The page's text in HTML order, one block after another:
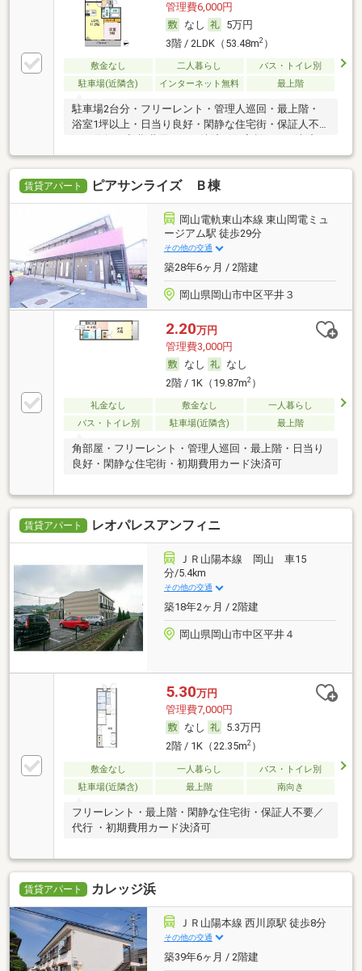
管理費6,000円
なし
5万円
3階 / 2LDK（53.48m2）
敷金なし 二人暮らし
バス・トイレ別
駐車場(近隣含)
インターネット無料 最上階
駐車場2台分・フリーレント・管理人巡回・最上階・
浴室1坪以上・日当り良好・閑静な住宅街・保証人不
賃貸アパート ピアサンライズ Ｂ棟
岡山電軌東山本線 東山岡電ミュ
ージアム駅 徒歩29分
その他の交通
築28年6ヶ月 / 2階建
岡山県岡山市中区平井３
2.20万円
管理費3,000円
なし
なし
2階 / 1K（19.87m2）
礼金なし 敷金なし
一人暮らし
バス・トイレ別
駐車場(近隣含) 最上階
角部屋・フリーレント・管理人巡回・最上階・日当り
良好・閑静な住宅街・初期費用カード決済可
賃貸アパート レオパレスアンフィニ
ＪＲ山陽本線 岡山 車15
分/5.4km
その他の交通
築18年2ヶ月 / 2階建
岡山県岡山市中区平井４
5.30万円
管理費7,000円
なし
5.3万円
2階 / 1K（22.35m2）
敷金なし 一人暮らし
バス・トイレ別
駐車場(近隣含)
最上階 南向き
フリーレント・最上階・閑静な住宅街・保証人不要／
代行 ・初期費用カード決済可
賃貸アパート カレッジ浜
ＪＲ山陽本線 西川原駅 徒歩8分
その他の交通
築39年6ヶ月 / 2階建